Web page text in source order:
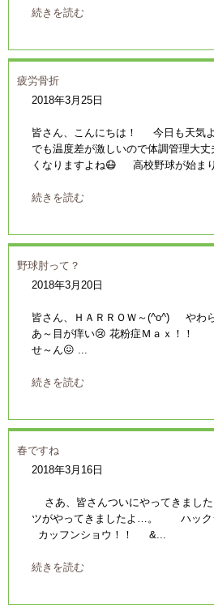
続きを読む
疲労骨折
2018年3月25日
皆さん、こんにちは！ 今日も天気
でも温度差が激しいので体調管理大
くなりますよね😷 高校野球が始まり
続きを読む
野球肘って？
2018年3月20日
皆さん、ＨＡＲＲＯＷ～(^o^) や
あ～目が痒い😢 花粉症Ｍａｘ！
せ～ん😖 ...
続きを読む
春ですね
2018年3月16日
さあ、皆さんついにやってきま
ツがやってきましたよ…。 ハッ
カッフンショウ！！ &...
続きを読む